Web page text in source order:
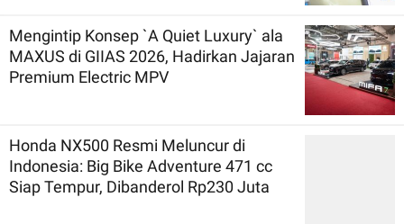
Mengintip Konsep `A Quiet Luxury` ala
MAXUS di GIIAS 2026, Hadirkan Jajaran
Premium Electric MPV
Honda NX500 Resmi Meluncur di
Indonesia: Big Bike Adventure 471 cc
Siap Tempur, Dibanderol Rp230 Juta